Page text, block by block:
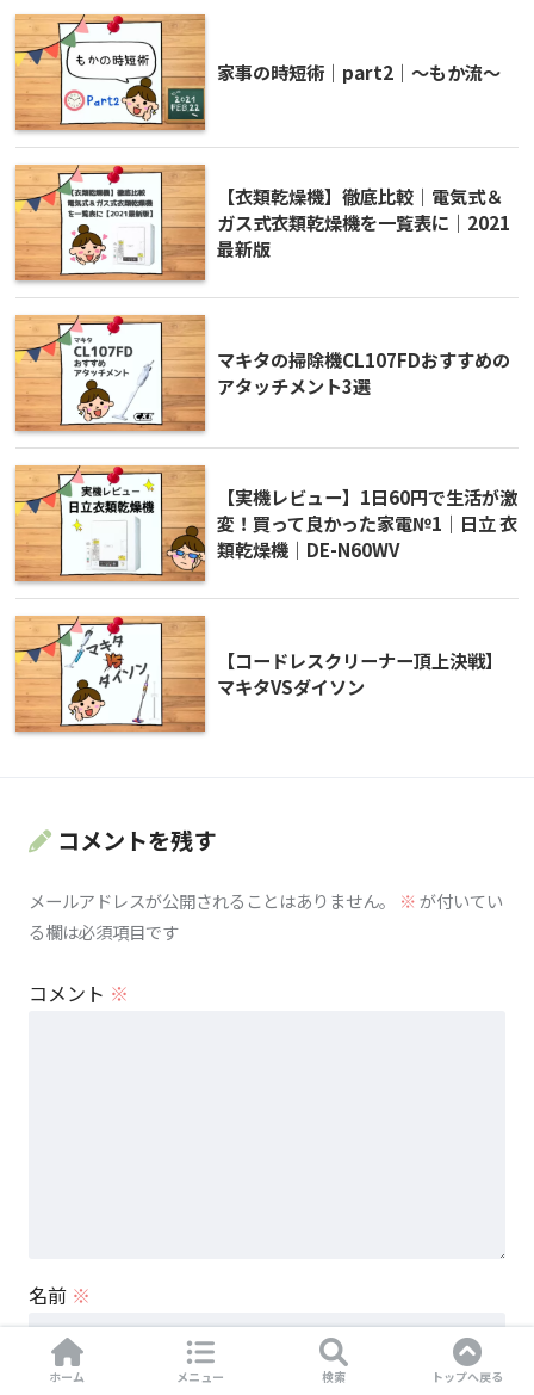
家事の時短術｜part2｜～もか流～
【衣類乾燥機】徹底比較｜電気式＆
ガス式衣類乾燥機を一覧表に｜2021
最新版
マキタの掃除機CL107FDおすすめの
アタッチメント3選
【実機レビュー】1日60円で生活が激
変！買って良かった家電№1｜日立 衣
類乾燥機｜DE-N60WV
【コードレスクリーナー頂上決戦】
マキタVSダイソン
コメントを残す
メールアドレスが公開されることはありません。 ※が付いてい
る欄は必須項目です
コメント ※
名前 ※
ホーム メニュー 検索 トップへ戻る